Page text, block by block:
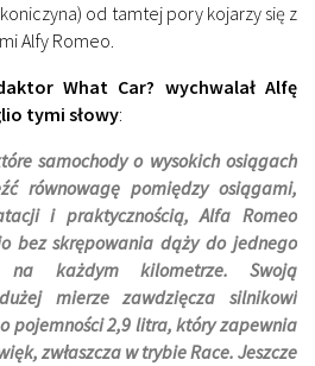
od tamtej pory kojarzy się z
Alfy Romeo.
What Car? wychwalał Alfę
tymi słowy:
samochody o wysokich osiągach
równowagę pomiędzy osiągami,
i praktycznością, Alfa Romeo
bez skrępowania dąży do jednego
na każdym kilometrze. Swoją
mierze zawdzięcza silnikowi
pojemności 2,9 litra, który zapewnia
zwłaszcza w trybie Race. Jeszcze